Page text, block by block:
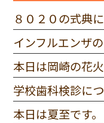
８０２０の式典
インフルエンザ
本日は岡崎の花
学校歯科検診に
本日は夏至です。